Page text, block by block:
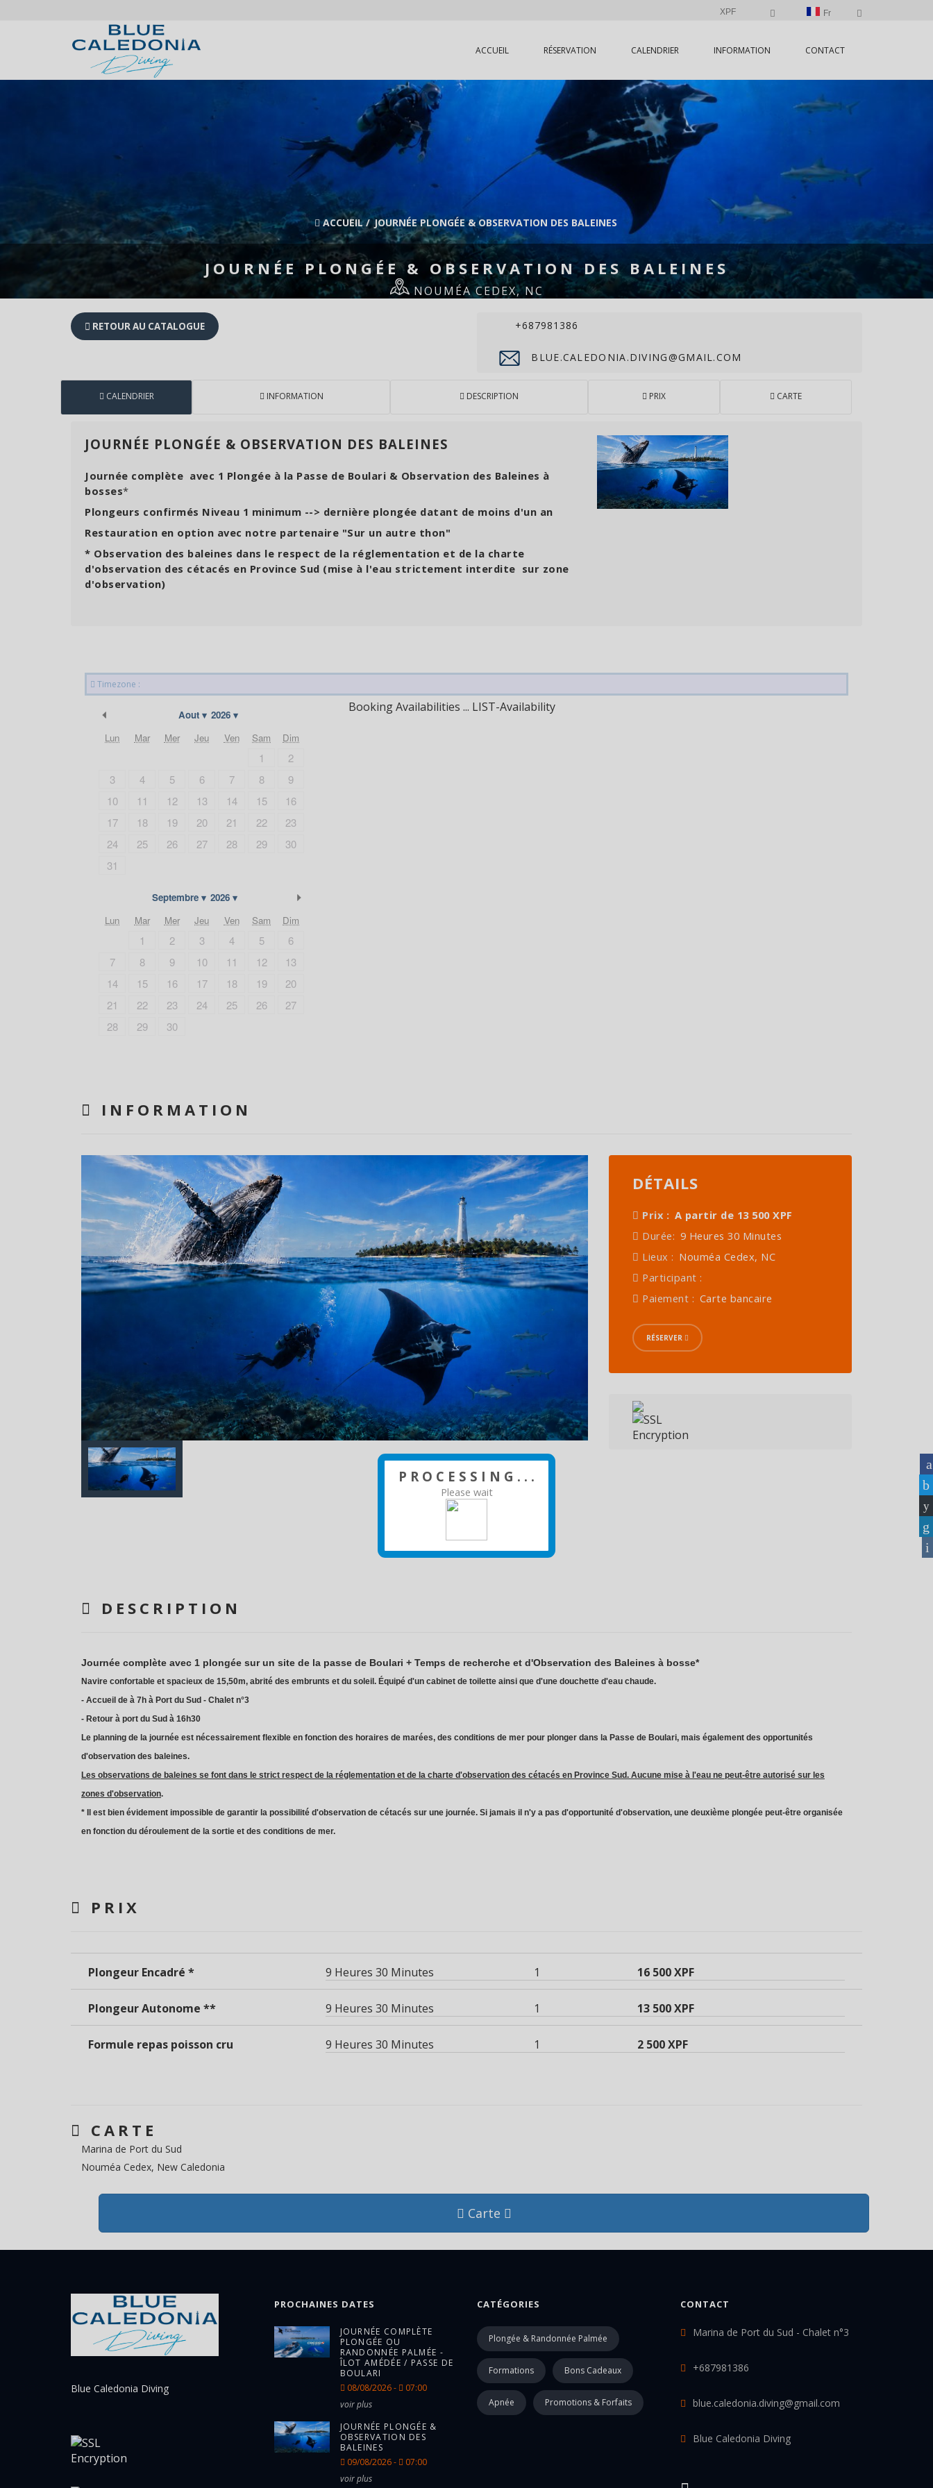
P R O C E S S I N G . . .
Please wait
Fr
XPF
ACCUEIL RÉSERVATION CALENDRIER INFORMATION CONTACT
ACCUEIL/ JOURNÉE PLONGÉE & OBSERVATION DES BALEINES
JOURNÉE PLONGÉE & OBSERVATION DES BALEINES
NOUMÉA CEDEX, NC
RETOUR AU CATALOGUE +687981386
BLUE.CALEDONIA.DIVING@GMAIL.COM
CALENDRIER INFORMATION DESCRIPTION PRIX CARTE
JOURNÉE PLONGÉE & OBSERVATION DES BALEINES
Journée complète avec 1 Plongée à la Passe de Boulari & Observation des Baleines à
bosses*
Plongeurs confirmés Niveau 1 minimum --> dernière plongée datant de moins d'un an
Restauration en option avec notre partenaire "Sur un autre thon"
* Observation des baleines dans le respect de la réglementation et de la charte
d'observation des cétacés en Province Sud (mise à l'eau strictement interdite sur zone
d'observation)
Timezone :
Aout 2026
Lun Mar Mer Jeu Ven Sam Dim
1
2
3
4 5 6 7 8
9
10
11 12 13 14 15
16
17
18 19 20 21 22
23
24
25 26 27 28 29
30
31
Septembre 2026
Lun Mar Mer Jeu Ven Sam Dim
1 2 3 4 5
6
7
8 9 10 11 12
13
14
15 16 17 18 19
20
21
22 23 24 25 26
27
28
29 30
Booking Availabilities ... LIST-Availability
INFORMATION
DÉTAILS
Prix : A partir de 13 500 XPF
Durée: 9 Heures 30 Minutes
Lieux : Nouméa Cedex, NC
Participant :
Paiement : Carte bancaire
RÉSERVER
DESCRIPTION
Journée complète avec 1 plongée sur un site de la passe de Boulari + Temps de recherche et d'Observation des Baleines à bosse*
Navire confortable et spacieux de 15,50m, abrité des embrunts et du soleil. Équipé d'un cabinet de toilette ainsi que d'une douchette d'eau chaude.
- Accueil de à 7h à Port du Sud - Chalet n°3
- Retour à port du Sud à 16h30
Le planning de la journée est nécessairement flexible en fonction des horaires de marées, des conditions de mer pour plonger dans la Passe de Boulari, mais également des opportunités
d'observation des baleines.
Les observations de baleines se font dans le strict respect de la réglementation et de la charte d'observation des cétacés en Province Sud. Aucune mise à l'eau ne peut-être autorisé sur les
zones d'observation.
* Il est bien évidement impossible de garantir la possibilité d'observation de cétacés sur une journée. Si jamais il n'y a pas d'opportunité d'observation, une deuxième plongée peut-être organisée
en fonction du déroulement de la sortie et des conditions de mer.
PRIX
Plongeur Encadré * 9 Heures 30 Minutes 1 16 500 XPF
Plongeur Autonome ** 9 Heures 30 Minutes 1 13 500 XPF
Formule repas poisson cru 9 Heures 30 Minutes 1 2 500 XPF
CARTE
Marina de Port du Sud
Nouméa Cedex, New Caledonia
Carte
Blue Caledonia Diving
PROCHAINES DATES
JOURNÉE COMPLÈTE
PLONGÉE OU
RANDONNÉE PALMÉE -
ÎLOT AMÉDÉE / PASSE DE
BOULARI
08/08/2026 -
07:00
voir plus
JOURNÉE PLONGÉE &
OBSERVATION DES
BALEINES
09/08/2026 -
07:00
voir plus
CATÉGORIES
Plongée & Randonnée Palmée
Formations Bons Cadeaux
Apnée Promotions & Forfaits
CONTACT
Marina de Port du Sud - Chalet n°3
+687981386
blue.caledonia.diving@gmail.com
Blue Caledonia Diving